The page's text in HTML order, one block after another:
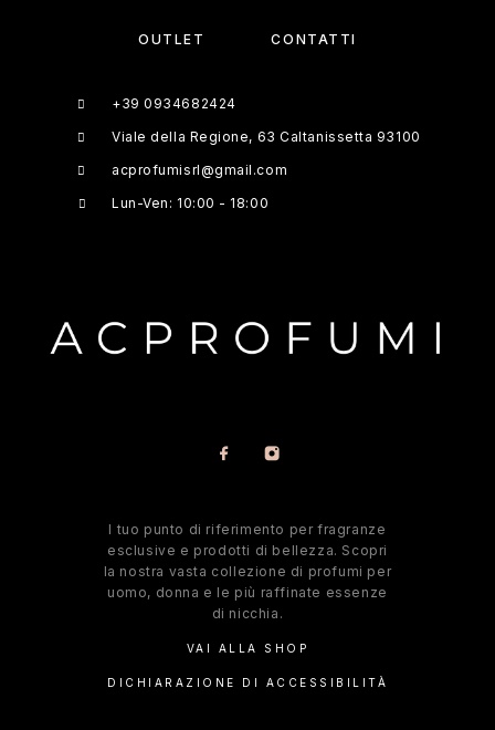
OUTLET CONTATTI
+39 0934682424
Viale della Regione, 63 Caltanissetta 93100
acprofumisrl@gmail.com
Lun-Ven: 10:00 - 18:00
l tuo punto di riferimento per fragranze
esclusive e prodotti di bellezza. Scopri
la nostra vasta collezione di profumi per
uomo, donna e le più raffinate essenze
di nicchia.
VAI ALLA SHOP
DICHIARAZIONE DI ACCESSIBILITÀ